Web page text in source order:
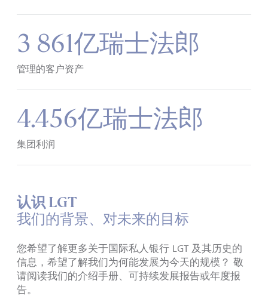
3 861亿瑞士法郎
管理的客户资产
4.456亿瑞士法郎
集团利润
认识 LGT
我们的背景、对未来的目标
您希望了解更多关于国际私人银行 LGT 及其历史的
信息 ， 希望了解我们为何能发展为今天的规模 ？ 敬
请阅读我们的介绍手册、可持续发展报告或年度报
告。